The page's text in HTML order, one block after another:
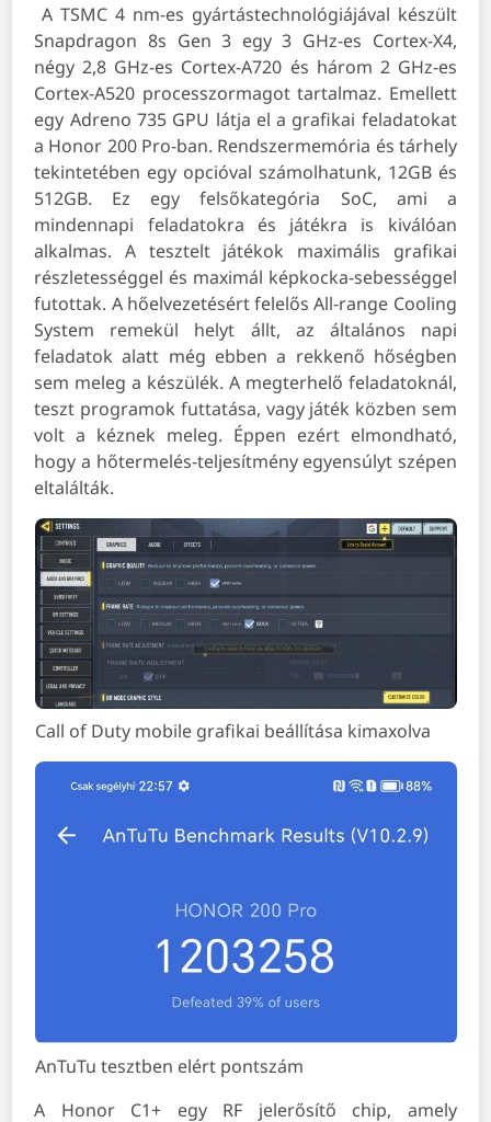
A TSMC 4 nm-es gyártástechnológiájával készült
Snapdragon 8s Gen 3 egy 3 GHz-es Cortex-X4,
négy 2,8 GHz-es Cortex-A720 és három 2 GHz-es
Cortex-A520 processzormagot tartalmaz. Emellett
egy Adreno 735 GPU látja el a grafikai feladatokat
a Honor 200 Pro-ban. Rendszermemória és tárhely
tekintetében egy opcióval számolhatunk, 12GB és
512GB. Ez egy felsőkategória SoC, ami a
mindennapi feladatokra és játékra is kiválóan
alkalmas. A tesztelt játékok maximális grafikai
részletességgel és maximál képkocka-sebességgel
futottak. A hőelvezetésért felelős All-range Cooling
System remekül helyt állt, az általános napi
feladatok alatt még ebben a rekkenő hőségben
sem meleg a készülék. A megterhelő feladatoknál,
teszt programok futtatása, vagy játék közben sem
volt a kéznek meleg. Éppen ezért elmondható,
hogy a hőtermelés-teljesítmény egyensúlyt szépen
eltalálták.
Call of Duty mobile grafikai beállítása kimaxolva
AnTuTu tesztben elért pontszám
A Honor C1+ egy RF jelerősítő chip, amely